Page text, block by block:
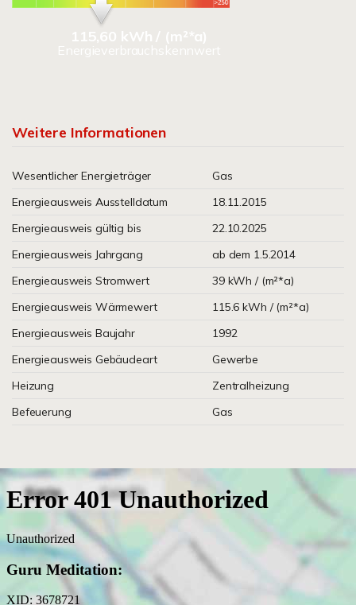
115,60 kWh / (m²*a)
Energieverbrauchskennwert
Weitere Informationen
Wesentlicher Energieträger
Gas
Energieausweis Ausstelldatum
18.11.2015
Energieausweis gültig bis
22.10.2025
Energieausweis Jahrgang
ab dem 1.5.2014
Energieausweis Stromwert
39 kWh / (m²*a)
Energieausweis Wärmewert
115.6 kWh / (m²*a)
Energieausweis Baujahr
1992
Energieausweis Gebäudeart
Gewerbe
Heizung
Zentralheizung
Befeuerung
Gas